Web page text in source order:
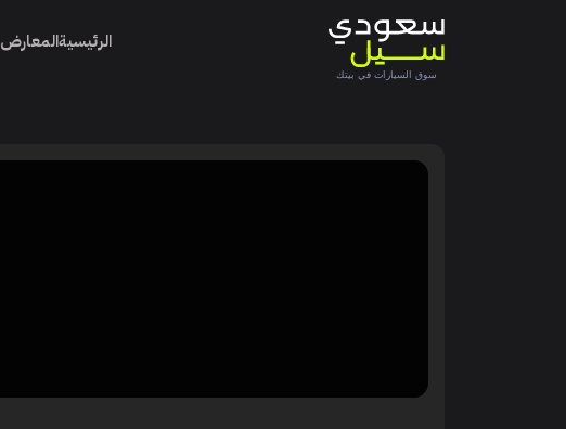
الرئيسيةالمعارض